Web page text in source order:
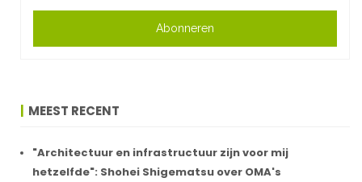
Abonneren
MEEST RECENT
"Architectuur en infrastructuur zijn voor mij
hetzelfde": Shohei Shigematsu over OMA's